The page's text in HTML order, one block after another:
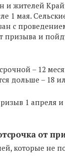
и жителей
1 мая.
с
призыва и
– 12
дольше – 18
1 апреля
от
которые не